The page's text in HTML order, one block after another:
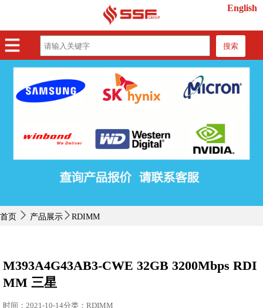
English
搜索
首页
产品展示
行业动态
首页 产品展示 RDIMM
M393A4G43AB3-CWE 32GB 3200Mbps RDI
MM 三星
时间：2021-10-14分类：RDIMM